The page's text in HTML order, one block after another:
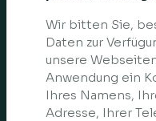
Wir bitten Sie,
Daten zur
unsere
Anwendung ein
Ihres Namens,
Adresse, Ihrer